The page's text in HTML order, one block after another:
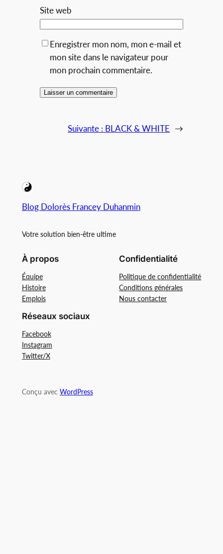
Site web
Enregistrer mon nom, mon e-mail et
mon site dans le navigateur pour
mon prochain commentaire.
Suivante : BLACK & WHITE →
Blog Dolorès Francey Duhanmin
Votre solution bien-être ultime
À propos
Équipe
Histoire
Emplois
Confidentialité
Politique de confidentialité
Conditions générales
Nous contacter
Réseaux sociaux
Facebook
Instagram
Twitter/X
Conçu avec WordPress